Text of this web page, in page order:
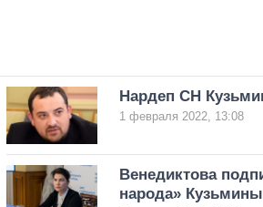
Нардеп СН
1 февраля 2022, 13:08
Венедиктова
народа»